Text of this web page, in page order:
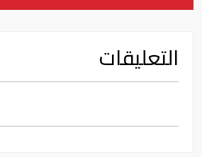
التعليقات